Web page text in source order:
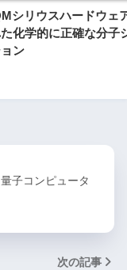
シリウスハードウェ
化学的に正確な分子
ン
子コンピュータ
次の記事